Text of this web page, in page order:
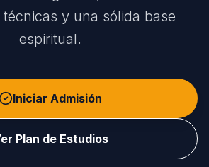
y una sólida base
espiritual.
Iniciar Admisión
Plan de Estudios